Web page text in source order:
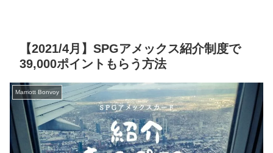
【2021/4月】SPGアメックス紹介制度で
39,000ポイントもらう方法
Marriott Bonvoy